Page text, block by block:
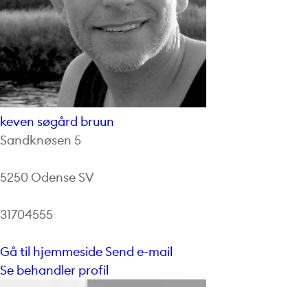
keven søgård bruun
Sandknøsen 5
5250 Odense SV
31704555
Gå til hjemmesideSend e-mail
Se behandler profil